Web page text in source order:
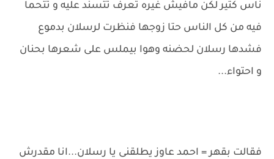
ناس كتير لكن مافيش غيره تعرف تتسند عليه و تتحما
فيه من كل الناس حتا زوجها فنظرت لرسلان بدموع
فشدها رسلان لحضنه وهوا بيملس على شعرها بحنان
و احتواء...
فقالت بقهر = احمد عاوز يطلقنى يا رسلان...انا مقدرش